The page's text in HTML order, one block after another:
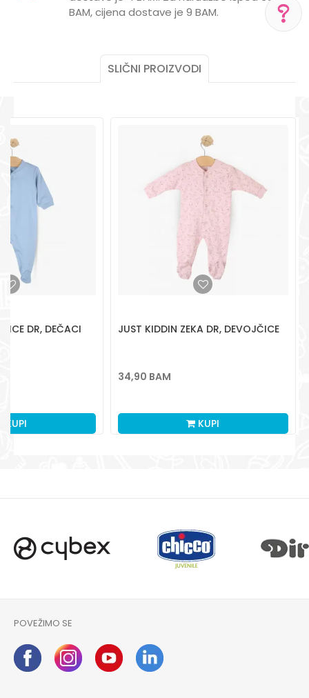
POMOĆ PRI KUPOVINI
Za više informacija,
pomoć i porudžbine
Pon-Subota: 09:00-
15:00h
Pišite nam
aksaonlinebih@aksabih.ba
BAM, cijena dostave je 9 BAM.
SLIČNI PROIZVODI
DR, DEČACI
KUPI
JUST KIDDIN ZEKA DR, DEVOJČICE
34,90 BAM
KUPI
POVEŽIMO SE